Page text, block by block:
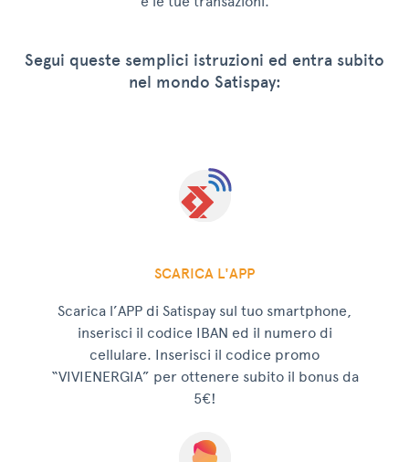
Segui queste semplici istruzioni ed entra subito
nel mondo Satispay:
SCARICA L'APP
Scarica l’APP di Satispay sul tuo smartphone,
inserisci il codice IBAN ed il numero di
cellulare. Inserisci il codice promo
“VIVIENERGIA” per ottenere subito il bonus da
5€!